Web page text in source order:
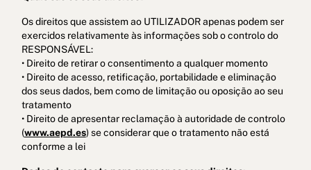
Os direitos que assistem ao UTILIZADOR apenas podem ser
exercidos relativamente às informações sob o controlo do
RESPONSÁVEL:
• Direito de retirar o consentimento a qualquer momento
• Direito de acesso, retificação, portabilidade e eliminação
dos seus dados, bem como de limitação ou oposição ao seu
tratamento
• Direito de apresentar reclamação à autoridade de controlo
(www.aepd.es) se considerar que o tratamento não está
conforme a lei